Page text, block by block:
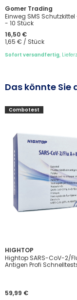
Gomer Trading
Einweg SMS Schutzkittel
- 10 Stück
16,50 €
1,65 € / Stück
Sofort versandfertig,
Das könnte Sie
Combotest
HIGHTOP
Hightop SARS-CoV-2/
Antigen Profi
59,99 €